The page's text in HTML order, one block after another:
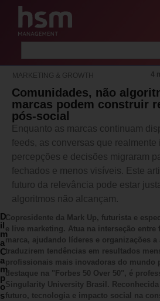
MARKETING & GROWTH 4
Comunidades, não
marcas podem construir
pós-social
Enquanto as marcas continuam
feeds, as conversas que realmente
percepções e decisões migraram
fechados e menos visíveis. Este
futuro da relevância pode estar
algoritmos não alcançam.
D
il
m
a
C
a
m
p
o
s
Copresidente da Mark Up, futurista e
e live marketing. Atua na interseção entre
marca, ajudando líderes e organizações
traduzirem tendências em resultados
profissionais mais inovadoras do mundo
destaque na "Forbes 50 Over 50", é
Singularity University Brasil.
futuro, tecnologia e impacto social na